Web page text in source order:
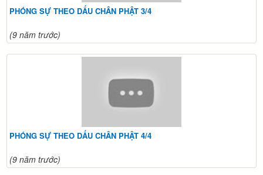
PHÓNG SỰ THEO DẤU CHÂN PHẬT 3/4
(9 năm trước)
PHÓNG SỰ THEO DẤU CHÂN PHẬT 4/4
(9 năm trước)